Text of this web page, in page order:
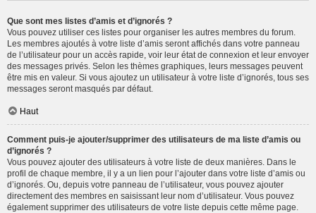
Que sont mes listes d’amis et d’ignorés ?
Vous pouvez utiliser ces listes pour organiser les autres membres du forum.
Les membres ajoutés à votre liste d’amis seront affichés dans votre panneau
de l’utilisateur pour un accès rapide, voir leur état de connexion et leur envoyer
des messages privés. Selon les thèmes graphiques, leurs messages peuvent
être mis en valeur. Si vous ajoutez un utilisateur à votre liste d’ignorés, tous ses
messages seront masqués par défaut.
Haut
Comment puis-je ajouter/supprimer des utilisateurs de ma liste d’amis ou
d’ignorés ?
Vous pouvez ajouter des utilisateurs à votre liste de deux manières. Dans le
profil de chaque membre, il y a un lien pour l’ajouter dans votre liste d’amis ou
d’ignorés. Ou, depuis votre panneau de l’utilisateur, vous pouvez ajouter
directement des membres en saisissant leur nom d’utilisateur. Vous pouvez
également supprimer des utilisateurs de votre liste depuis cette même page.